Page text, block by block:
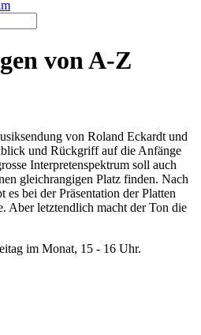
von A-Z
von Roland Eckardt und
und Rückgriff auf die Anfänge
Interpretenspektrum soll auch
gleichrangigen Platz finden. Nach
es bei der Präsentation der Platten
Aber letztendlich macht der Ton die
im Monat, 15 - 16 Uhr.